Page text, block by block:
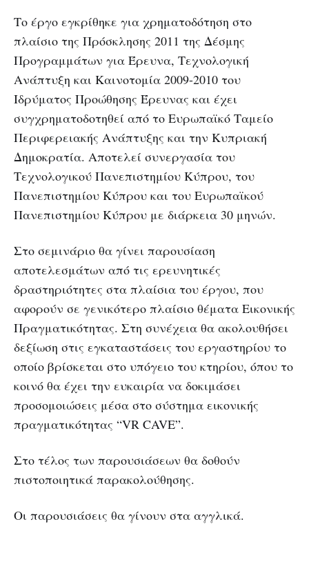
Το έργο εγκρίθηκε για χρηματοδότηση στο
πλαίσιο της Πρόσκλησης 2011 της Δέσμης
Προγραμμάτων για Έρευνα, Τεχνολογική
Ανάπτυξη και Καινοτομία 2009-2010 του
Ιδρύματος Προώθησης Έρευνας και έχει
συγχρηματοδοτηθεί από το Ευρωπαϊκό Ταμείο
Περιφερειακής Ανάπτυξης και την Κυπριακή
Δημοκρατία. Αποτελεί συνεργασία του
Τεχνολογικού Πανεπιστημίου Κύπρου, του
Πανεπιστημίου Κύπρου και του Ευρωπαϊκού
Πανεπιστημίου Κύπρου με διάρκεια 30 μηνών.
Στο σεμινάριο θα γίνει παρουσίαση
αποτελεσμάτων από τις ερευνητικές
δραστηριότητες στα πλαίσια του έργου, που
αφορούν σε γενικότερο πλαίσιο θέματα Εικονικής
Πραγματικότητας. Στη συνέχεια θα ακολουθήσει
δεξίωση στις εγκαταστάσεις του εργαστηρίου το
οποίο βρίσκεται στο υπόγειο του κτηρίου, όπου το
κοινό θα έχει την ευκαιρία να δοκιμάσει
προσομοιώσεις μέσα στο σύστημα εικονικής
πραγματικότητας “VR CAVE”.
Στο τέλος των παρουσιάσεων θα δοθούν
πιστοποιητικά παρακολούθησης.
Οι παρουσιάσεις θα γίνουν στα αγγλικά.